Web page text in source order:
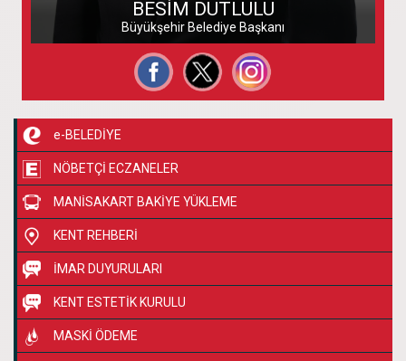
BESİM DUTLULU
Büyükşehir Belediye Başkanı
e-BELEDİYE
NÖBETÇİ ECZANELER
MANİSAKART BAKİYE YÜKLEME
KENT REHBERİ
İMAR DUYURULARI
KENT ESTETİK KURULU
MASKİ ÖDEME